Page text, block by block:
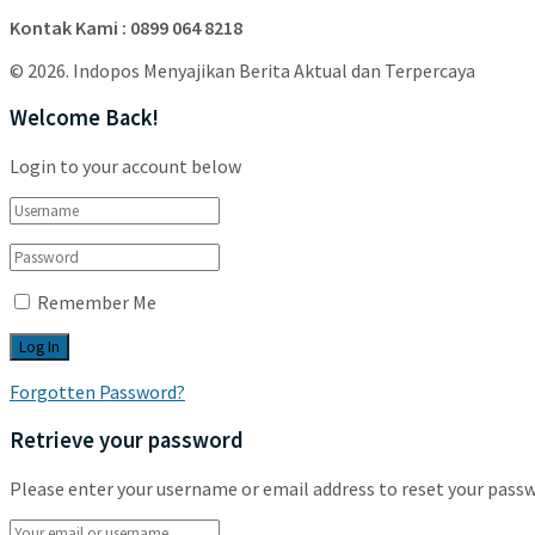
Kontak Kami : 0899 064 8218
© 2026. Indopos Menyajikan Berita Aktual dan Terpercaya
Welcome Back!
Login to your account below
Remember Me
Forgotten Password?
Retrieve your password
Please enter your username or email address to reset your